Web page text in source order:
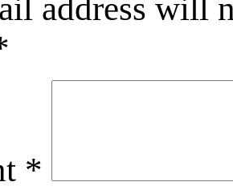
address will
*